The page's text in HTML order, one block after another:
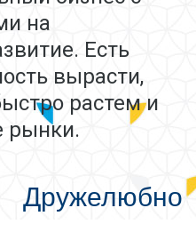
на
Есть
вырасти,
растем и
рынки.
Дружелюбно